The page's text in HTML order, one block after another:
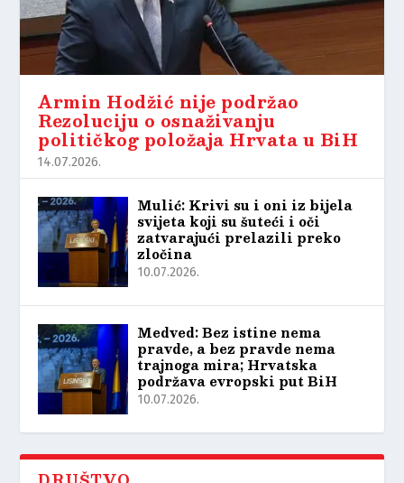
Armin Hodžić nije podržao
Rezoluciju o osnaživanju
političkog položaja Hrvata u BiH
14.07.2026.
Mulić: Krivi su i oni iz bijela
svijeta koji su šuteći i oči
zatvarajući prelazili preko
zločina
10.07.2026.
Medved: Bez istine nema
pravde, a bez pravde nema
trajnoga mira; Hrvatska
podržava evropski put BiH
10.07.2026.